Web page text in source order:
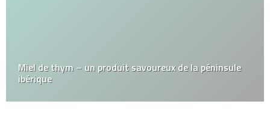
Miel de thym – un produit savoureux de la péninsule
ibérique